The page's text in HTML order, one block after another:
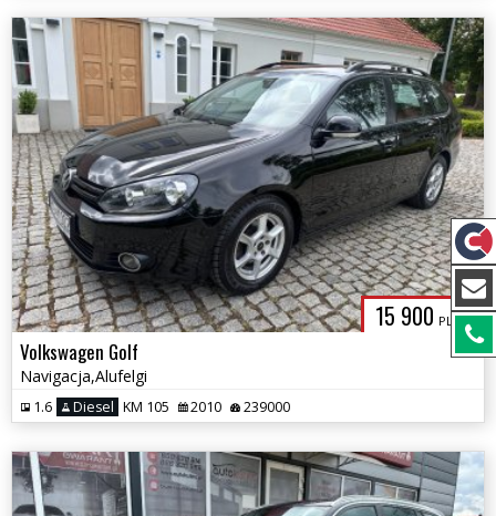
15 900 PLN
Volkswagen Golf
Navigacja,Alufelgi
1.6 Diesel KM 105 2010 239000